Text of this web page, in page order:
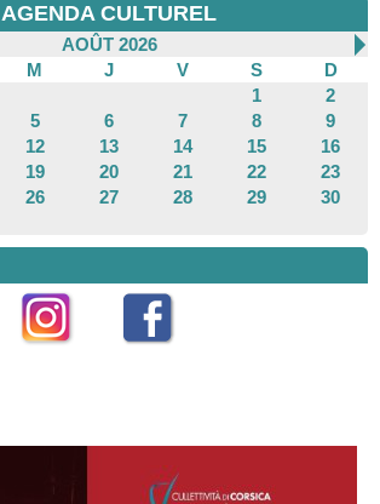
AGENDA CULTUREL
AOÛT 2026
M J V S
D
1
2
5 6 7 8
9
12 13 14 15
16
19 20 21 22
23
26 27 28 29
30